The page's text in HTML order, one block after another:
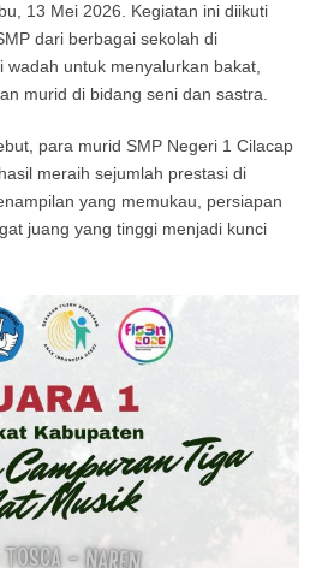
13 Mei 2026. Kegiatan ini diikuti
dari berbagai sekolah di
untuk menyalurkan bakat,
murid di bidang seni dan sastra.
para murid SMP Negeri 1 Cilacap
meraih sejumlah prestasi di
yang memukau, persiapan
juang yang tinggi menjadi kunci